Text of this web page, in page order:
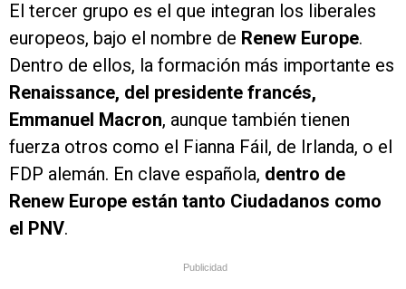
El tercer grupo es el que integran los liberales
europeos, bajo el nombre de Renew Europe.
Dentro de ellos, la formación más importante es
Renaissance, del presidente francés,
Emmanuel Macron, aunque también tienen
fuerza otros como el Fianna Fáil, de Irlanda, o el
FDP alemán. En clave española, dentro de
Renew Europe están tanto Ciudadanos como
el PNV.
Publicidad